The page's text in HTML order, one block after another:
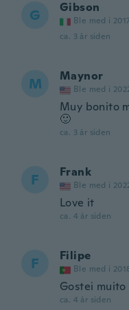
G Gibson
Ble med i
ca. 3 år siden
M Maynor
Ble med i
Muy bonito
🙂
ca. 3 år siden
F Frank
Ble med i
Love it
ca. 4 år siden
F Filipe
Ble med i
Gostei muito
ca. 4 år siden